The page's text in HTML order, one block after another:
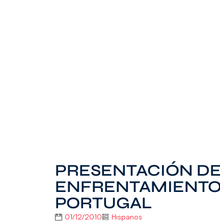
PRESENTACIÓN
PORTUGAL
01/12/2010 Hispanos